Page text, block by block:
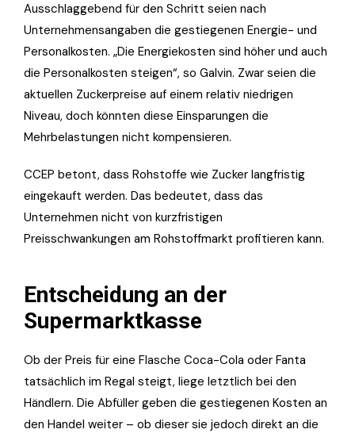
Ausschlaggebend für den Schritt seien nach
Unternehmensangaben die gestiegenen Energie- und
Personalkosten. „Die Energiekosten sind höher und auch
die Personalkosten steigen“, so Galvin. Zwar seien die
aktuellen Zuckerpreise auf einem relativ niedrigen
Niveau, doch könnten diese Einsparungen die
Mehrbelastungen nicht kompensieren.
CCEP betont, dass Rohstoffe wie Zucker langfristig
eingekauft werden. Das bedeutet, dass das
Unternehmen nicht von kurzfristigen
Preisschwankungen am Rohstoffmarkt profitieren kann.
Entscheidung an der
Supermarktkasse
Ob der Preis für eine Flasche Coca-Cola oder Fanta
tatsächlich im Regal steigt, liege letztlich bei den
Händlern. Die Abfüller geben die gestiegenen Kosten an
den Handel weiter – ob dieser sie jedoch direkt an die